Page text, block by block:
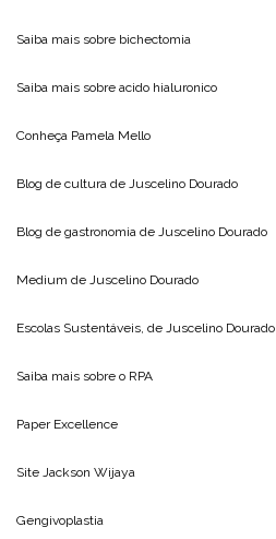
Saiba mais sobre bichectomia
Saiba mais sobre acido hialuronico
Conheça Pamela Mello
Blog de cultura de Juscelino Dourado
Blog de gastronomia de Juscelino Dourado
Medium de Juscelino Dourado
Escolas Sustentáveis, de Juscelino Dourado
Saiba mais sobre o RPA
Paper Excellence
Site Jackson Wijaya
Gengivoplastia